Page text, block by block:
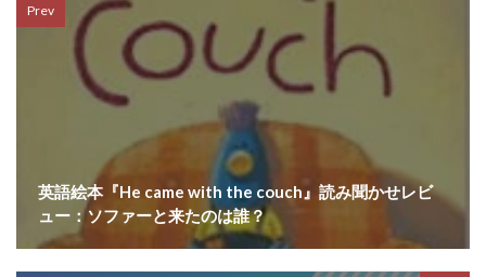
Prev
英語絵本『He came with the couch』読み聞かせレビ
ュー：ソファーと来たのは誰？